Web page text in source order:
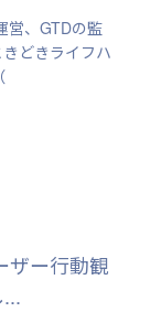
営、GTDの監
どきライフハ
ザー行動観